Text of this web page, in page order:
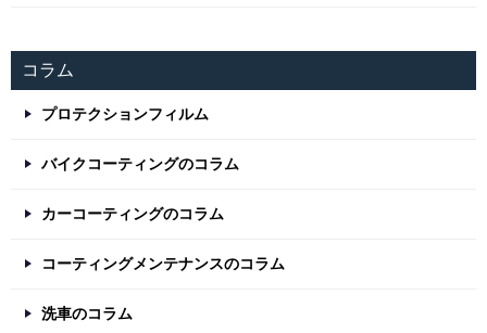
コラム
プロテクションフィルム
バイクコーティングのコラム
カーコーティングのコラム
コーティングメンテナンスのコラム
洗車のコラム